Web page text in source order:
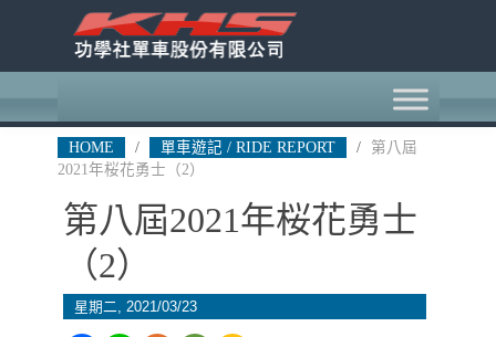
HOME / 單車遊記 / RIDE REPORT /
第八屆
2021年桜花勇士（2）
第八屆2021年桜花勇士
（2）
星期二, 2021/03/23